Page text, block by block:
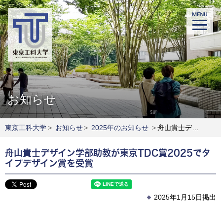
お知らせ
東京工科大学> お知らせ> 2025年のお知らせ >舟山貴士デザイン学部助教が東京TDC賞2025でタイプデザイン賞を受賞
舟山貴士デザイン学部助教が東京TDC賞2025でタ
イプデザイン賞を受賞
2025年1月15日掲出